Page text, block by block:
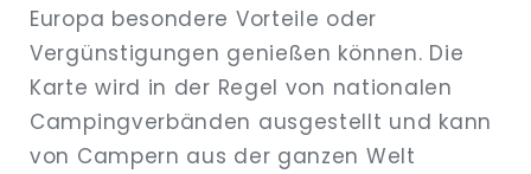
Europa besondere Vorteile oder
Vergünstigungen genießen können. Die
Karte wird in der Regel von nationalen
Campingverbänden ausgestellt und kann
von Campern aus der ganzen Welt